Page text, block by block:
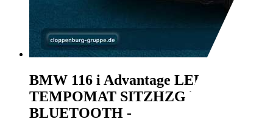
BMW 116 i Advantage LED
TEMPOMAT SITZHZG PDC
BLUETOOTH -